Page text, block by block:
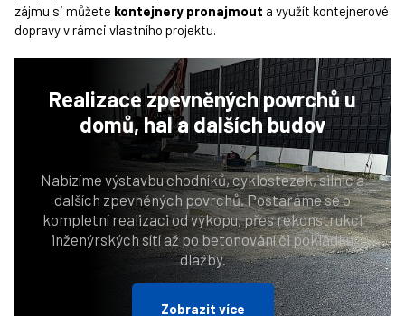
zájmu si můžete kontejnery pronajmout a využít kontejnerové
dopravy v rámci vlastního projektu.
Realizace zpevněných povrchůu
domů, hal a dalších budov
Nabízíme výstavbu chodníků, cyklostezek, silnic a
dalších zpevněných povrchů. Postaráme se o
kompletní realizaci od výkopu, přes rekonstrukci
inženýrských sítí až po betonování či pokládku
dlažby.
Zobrazit více